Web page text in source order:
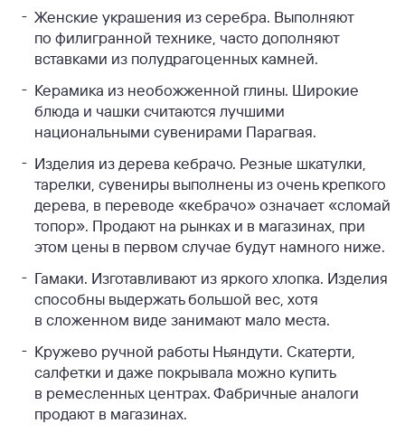
Женские украшения из серебра. Выполняют
по филигранной технике, часто дополняют
вставками из полудрагоценных камней.
Керамика из необожженной глины. Широкие
блюда и чашки считаются лучшими
национальными сувенирами Парагвая.
Изделия из дерева кебрачо. Резные шкатулки,
тарелки, сувениры выполнены из очень крепкого
дерева, в переводе «кебрачо» означает «сломай
топор». Продают на рынках и в магазинах, при
этом цены в первом случае будут намного ниже.
Гамаки. Изготавливают из яркого хлопка. Изделия
способны выдержать большой вес, хотя
в сложенном виде занимают мало места.
Кружево ручной работы Ньяндути. Скатерти,
салфетки и даже покрывала можно купить
в ремесленных центрах. Фабричные аналоги
продают в магазинах.